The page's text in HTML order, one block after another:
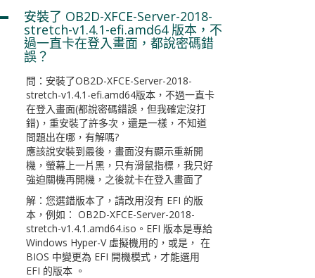
安裝了 OB2D-XFCE-Server-2018-
stretch-v1.4.1-efi.amd64 版本，不
過一直卡在登入畫面，都說密碼錯
誤？
問：安裝了OB2D-XFCE-Server-2018-
stretch-v1.4.1-efi.amd64版本，不過一直卡
在登入畫面(都說密碼錯誤，但我確定沒打
錯)，重安裝了許多次，還是一樣，不知道
問題出在哪，有解嗎?
應該說安裝到最後，畫面沒有顯示重新開
機，螢幕上一片黑，只有滑鼠指標，我只好
強迫關機再開機，之後就卡在登入畫面了
解：您選錯版本了，請改用沒有 EFI 的版
本，例如： OB2D-XFCE-Server-2018-
stretch-v1.4.1.amd64.iso。EFI 版本是專給
Windows Hyper-V 虛擬機用的，或是， 在
BIOS 中變更為 EFI 開機模式，才能選用
EFI 的版本 。